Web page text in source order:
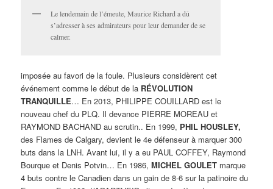
Le lendemain de l’émeute, Maurice Richard a dû
s’adresser à ses admirateurs pour leur demander de se
calmer.
imposée au favori de la foule. Plusieurs considèrent cet
événement comme le début de la RÉVOLUTION
TRANQUILLE… En 2013, PHILIPPE COUILLARD est le
nouveau chef du PLQ. Il devance PIERRE MOREAU et
RAYMOND BACHAND au scrutin.. En 1999, PHIL HOUSLEY,
des Flames de Calgary, devient le 4e défenseur à marquer 300
buts dans la LNH. Avant lui, il y a eu PAUL COFFEY, Raymond
Bourque et Denis Potvin… En 1986,MICHEL GOULET marque
4 buts contre le Canadien dans un gain de 8-6 sur la patinoire du